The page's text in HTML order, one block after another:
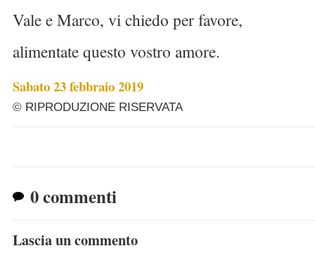
Vale e Marco, vi chiedo per favore,
alimentate questo vostro amore.
Sabato 23 febbraio 2019
© RIPRODUZIONE RISERVATA
0 commenti
Lascia un commento